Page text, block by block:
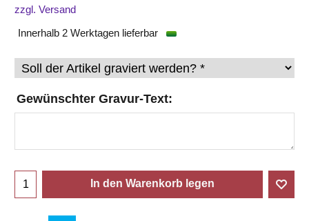
zzgl. Versand
Innerhalb 2 Werktagen lieferbar
Gewünschter Gravur-Text:
In den Warenkorb legen